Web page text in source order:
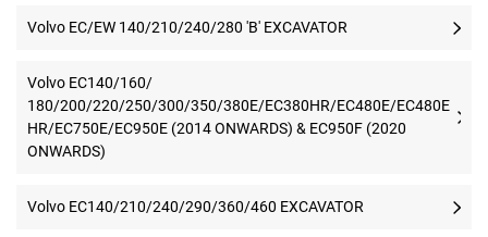
Volvo EC/EW 140/210/240/280 'B' EXCAVATOR
Volvo EC140/160/
180/200/220/250/300/350/380E/EC380HR/EC480E/EC480E
HR/EC750E/EC950E (2014 ONWARDS) & EC950F (2020
ONWARDS)
Volvo EC140/210/240/290/360/460 EXCAVATOR